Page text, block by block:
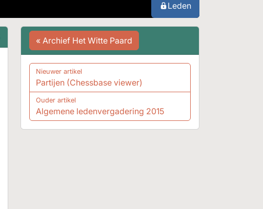
Leden
« Archief Het Witte Paard
Nieuwer artikel
Partijen (Chessbase viewer)
Ouder artikel
Algemene ledenvergadering 2015